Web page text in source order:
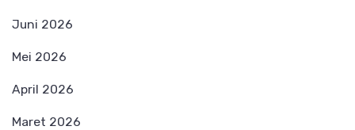
Juni 2026
Mei 2026
April 2026
Maret 2026